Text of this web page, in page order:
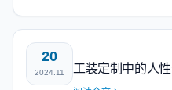
20
2024.11 工装定制中的人